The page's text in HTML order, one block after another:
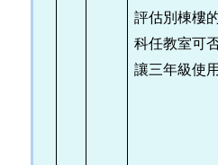
評估別棟樓
科任教室可
讓三年級使